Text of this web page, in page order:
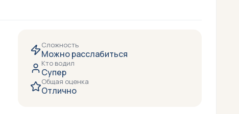
Сложность
Можно расслабиться
Кто водил
Супер
Общая оценка
Отлично